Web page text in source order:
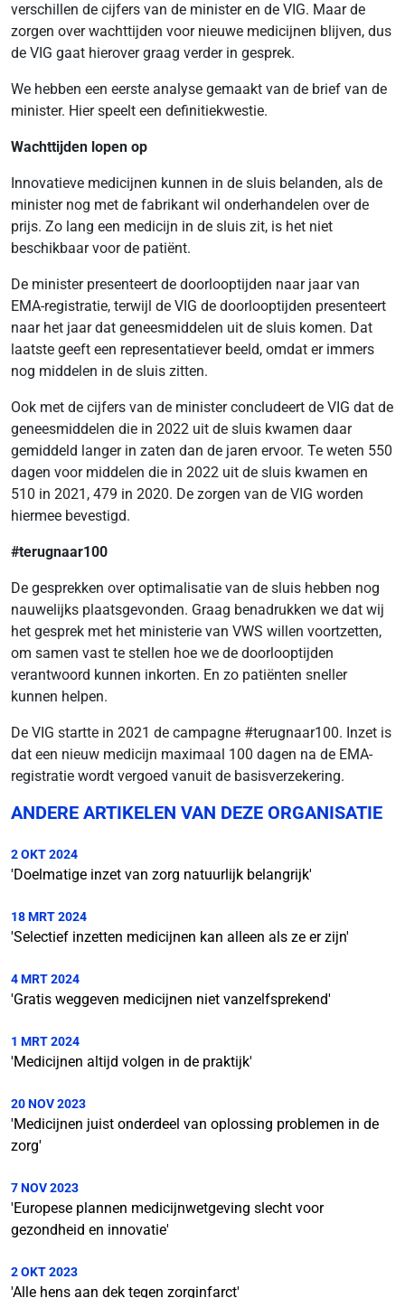
verschillen de cijfers van de minister en de VIG. Maar de
zorgen over wachttijden voor nieuwe medicijnen blijven, dus
de VIG gaat hierover graag verder in gesprek.
We hebben een eerste analyse gemaakt van de brief van de
minister. Hier speelt een definitiekwestie.
Wachttijden lopen op
Innovatieve medicijnen kunnen in de sluis belanden, als de
minister nog met de fabrikant wil onderhandelen over de
prijs. Zo lang een medicijn in de sluis zit, is het niet
beschikbaar voor de patiënt.
De minister presenteert de doorlooptijden naar jaar van
EMA-registratie, terwijl de VIG de doorlooptijden presenteert
naar het jaar dat geneesmiddelen uit de sluis komen. Dat
laatste geeft een representatiever beeld, omdat er immers
nog middelen in de sluis zitten.
Ook met de cijfers van de minister concludeert de VIG dat de
geneesmiddelen die in 2022 uit de sluis kwamen daar
gemiddeld langer in zaten dan de jaren ervoor. Te weten 550
dagen voor middelen die in 2022 uit de sluis kwamen en
510 in 2021, 479 in 2020. De zorgen van de VIG worden
hiermee bevestigd.
#terugnaar100
De gesprekken over optimalisatie van de sluis hebben nog
nauwelijks plaatsgevonden. Graag benadrukken we dat wij
het gesprek met het ministerie van VWS willen voortzetten,
om samen vast te stellen hoe we de doorlooptijden
verantwoord kunnen inkorten. En zo patiënten sneller
kunnen helpen.
De VIG startte in 2021 de campagne #terugnaar100. Inzet is
dat een nieuw medicijn maximaal 100 dagen na de EMA-
registratie wordt vergoed vanuit de basisverzekering.
ANDERE ARTIKELEN VAN DEZE ORGANISATIE
2 OKT 2024
'Doelmatige inzet van zorg natuurlijk belangrijk'
18 MRT 2024
'Selectief inzetten medicijnen kan alleen als ze er zijn'
4 MRT 2024
'Gratis weggeven medicijnen niet vanzelfsprekend'
1 MRT 2024
'Medicijnen altijd volgen in de praktijk'
20 NOV 2023
'Medicijnen juist onderdeel van oplossing problemen in de
zorg'
7 NOV 2023
'Europese plannen medicijnwetgeving slecht voor
gezondheid en innovatie'
2 OKT 2023
'Alle hens aan dek tegen zorginfarct'